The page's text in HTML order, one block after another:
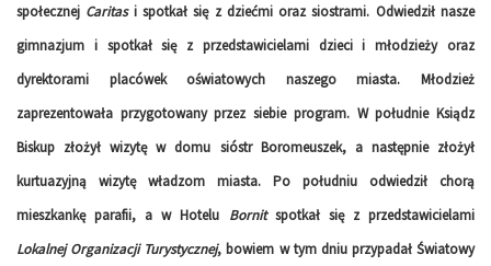
społecznej Caritasi spotkał się z dziećmi oraz siostrami. Odwiedził nasze
gimnazjum i spotkał się z przedstawicielami dzieci i młodzieży oraz
dyrektorami placówek oświatowych naszego miasta. Młodzież
zaprezentowała przygotowany przez siebie program. W południe Ksiądz
Biskup złożył wizytę w domu sióstr Boromeuszek, a następnie złożył
kurtuazyjną wizytę władzom miasta. Po południu odwiedził chorą
mieszkankę parafii, a w Hotelu Bornitspotkał się z przedstawicielami
Lokalnej Organizacji Turystycznej, bowiem w tym dniu przypadał Światowy